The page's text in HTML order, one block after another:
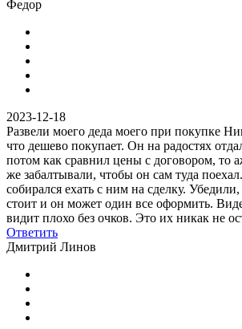
Федор
2023-12-18
Развели моего деда моего при покупке
что дешево покупает. Он на радостях
потом как сравнил цены с договором, то
же забалтывали, чтобы он сам туда
собирался ехать с ним на сделку.
стоит и он может один все оформить.
видит плохо без очков. Это их никак не
Ответить
Дмитрий Линов